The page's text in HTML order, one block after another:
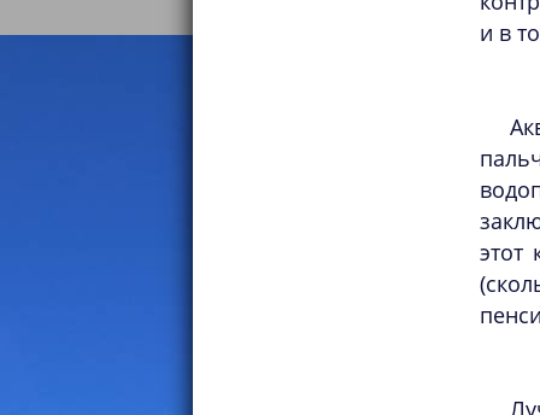
и в
этот